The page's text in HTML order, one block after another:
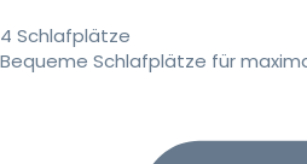
4 Schlafplätze
Bequeme Schlafplätze für